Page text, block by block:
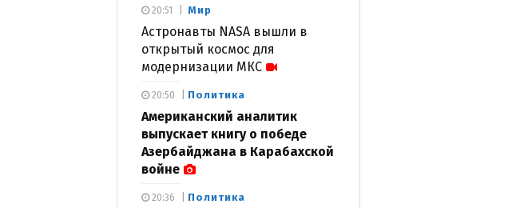
Мир
Астронавты NASA вышли в
открытый космос для
модернизации МКС
20:51
Политика
Американский аналитик
выпускает книгу о победе
Азербайджана в Карабахской
войне
20:50
Политика
20:36